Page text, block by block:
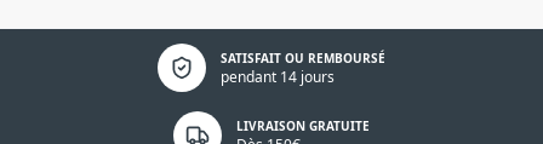
SATISFAIT OU REMBOURSÉ
pendant 14 jours
Politique de confidentialité
LIVRAISON GRATUITE